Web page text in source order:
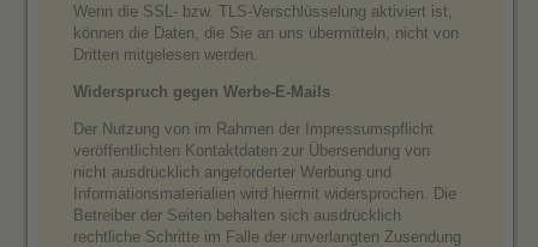
Wenn die SSL- bzw. TLS-Verschlüsselung aktiviert ist,
können die Daten, die Sie an uns übermitteln, nicht von
Dritten mitgelesen werden.
Widerspruch gegen Werbe-E-Mails
Der Nutzung von im Rahmen der Impressumspflicht
veröffentlichten Kontaktdaten zur Übersendung von
nicht ausdrücklich angeforderter Werbung und
Informationsmaterialien wird hiermit widersprochen. Die
Betreiber der Seiten behalten sich ausdrücklich
rechtliche Schritte im Falle der unverlangten Zusendung